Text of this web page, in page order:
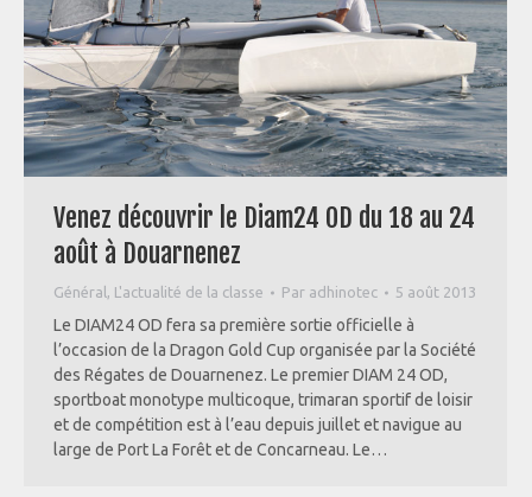
Venez découvrir le Diam24 OD du 18 au 24
août à Douarnenez
Général , L'actualité de la classe Par adhinotec 5 août 2013
Le DIAM24 OD fera sa première sortie officielle à
l’occasion de la Dragon Gold Cup organisée par la Société
des Régates de Douarnenez. Le premier DIAM 24 OD,
sportboat monotype multicoque, trimaran sportif de loisir
et de compétition est à l’eau depuis juillet et navigue au
large de Port La Forêt et de Concarneau. Le…